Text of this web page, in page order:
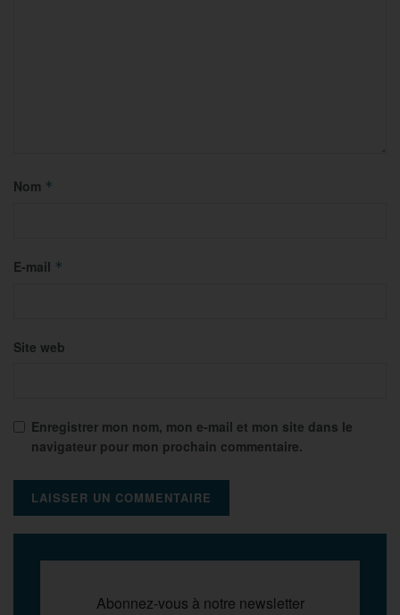
Nom *
E-mail *
Site web
Enregistrer mon nom, mon e-mail et mon site dans le
navigateur pour mon prochain commentaire.
Abonnez-vous à notre newsletter